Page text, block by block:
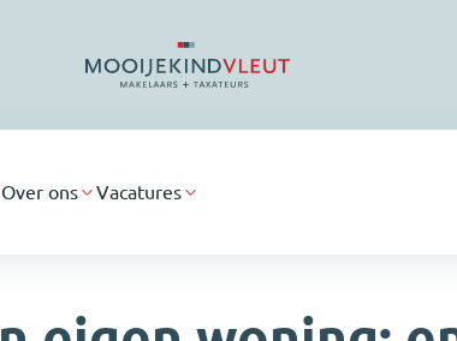
Over ons Vacatures